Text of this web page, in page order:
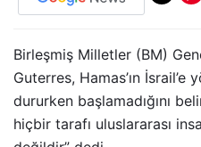
Birleşmiş Milletler (BM)
Guterres, Hamas’ın İsrail’e
dururken başlamadığını
hiçbir tarafı uluslararası